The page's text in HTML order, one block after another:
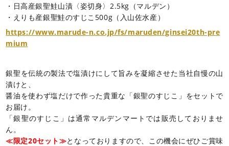
・日高産銀聖鮭山漬〈姿切身〉2.5kg（マルデン）
・えりも産銀聖鮭のすじこ500g（入山佐水産）
https://www.marude-n.co.jp/fs/maruden/ginsei20th-pre
mium
銀聖を伝統の製法で塩漬けにして旨みを凝縮させた当社自慢の山
漬けと、
醤油を使わず塩だけで作った貴重な「銀聖のすじこ」をセットで
お届け。
「銀聖のすじこ」は通常マルデンマートでは販売しておりませ
ん。
≪限定20セット≫となっておりますので、この機会にぜひご賞味